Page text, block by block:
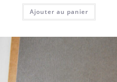
Ajouter au panier